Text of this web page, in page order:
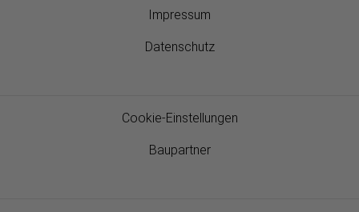
Impressum
Datenschutz
Cookie-Einstellungen
Baupartner